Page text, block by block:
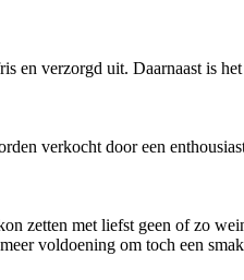
en verzorgd uit. Daarnaast is
verkocht door een
zetten met liefst geen of zo
voldoening om toch een